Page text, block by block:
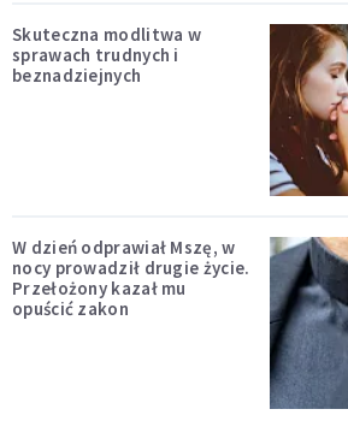
Skuteczna modlitwa w
sprawach trudnych i
beznadziejnych
W dzień odprawiał Mszę, w
nocy prowadził drugie życie.
Przełożony kazał mu
opuścić zakon